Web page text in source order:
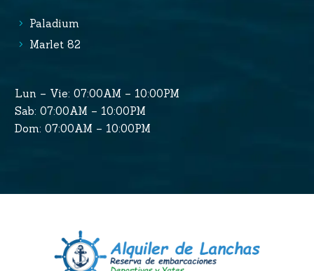
Paladium
Marlet 82
Lun – Vie: 07:00AM – 10:00PM
Sab: 07:00AM – 10:00PM
Dom: 07:00AM – 10:00PM